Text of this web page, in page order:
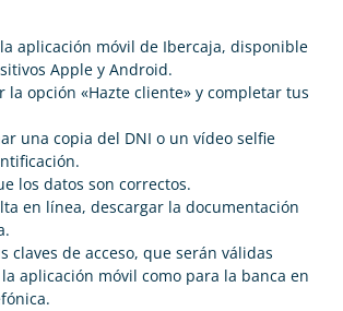
aplicación móvil de Ibercaja, disponible
Apple y Android.
la opción «Hazte cliente» y completar tus
una copia del DNI o un vídeo selfie
los datos son correctos.
en línea, descargar la documentación
claves de acceso, que serán válidas
aplicación móvil como para la banca en